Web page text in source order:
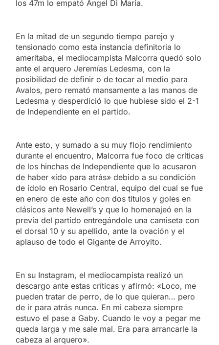
los 47m lo empató Angel Di María.
En la mitad de un segundo tiempo parejo y
tensionado como esta instancia definitoria lo
ameritaba, el mediocampista Malcorra quedó solo
ante el arquero Jeremías Ledesma, con la
posibilidad de definir o de tocar al medio para
Avalos, pero remató mansamente a las manos de
Ledesma y desperdició lo que hubiese sido el 2-1
de Independiente en el partido.
Ante esto, y sumado a su muy flojo rendimiento
durante el encuentro, Malcorra fue foco de críticas
de los hinchas de Independiente que lo acusaron
de haber «ido para atrás» debido a su condición
de ídolo en Rosario Central, equipo del cual se fue
en enero de este año con dos títulos y goles en
clásicos ante Newell’s y que lo homenajeó en la
previa del partido entregándole una camiseta con
el dorsal 10 y su apellido, ante la ovación y el
aplauso de todo el Gigante de Arroyito.
En su Instagram, el mediocampista realizó un
descargo ante estas críticas y afirmó: «Loco, me
pueden tratar de perro, de lo que quieran… pero
de ir para atrás nunca. En mi cabeza siempre
estuvo el pase a Gaby. Cuando le voy a pegar me
queda larga y me sale mal. Era para arrancarle la
cabeza al arquero».